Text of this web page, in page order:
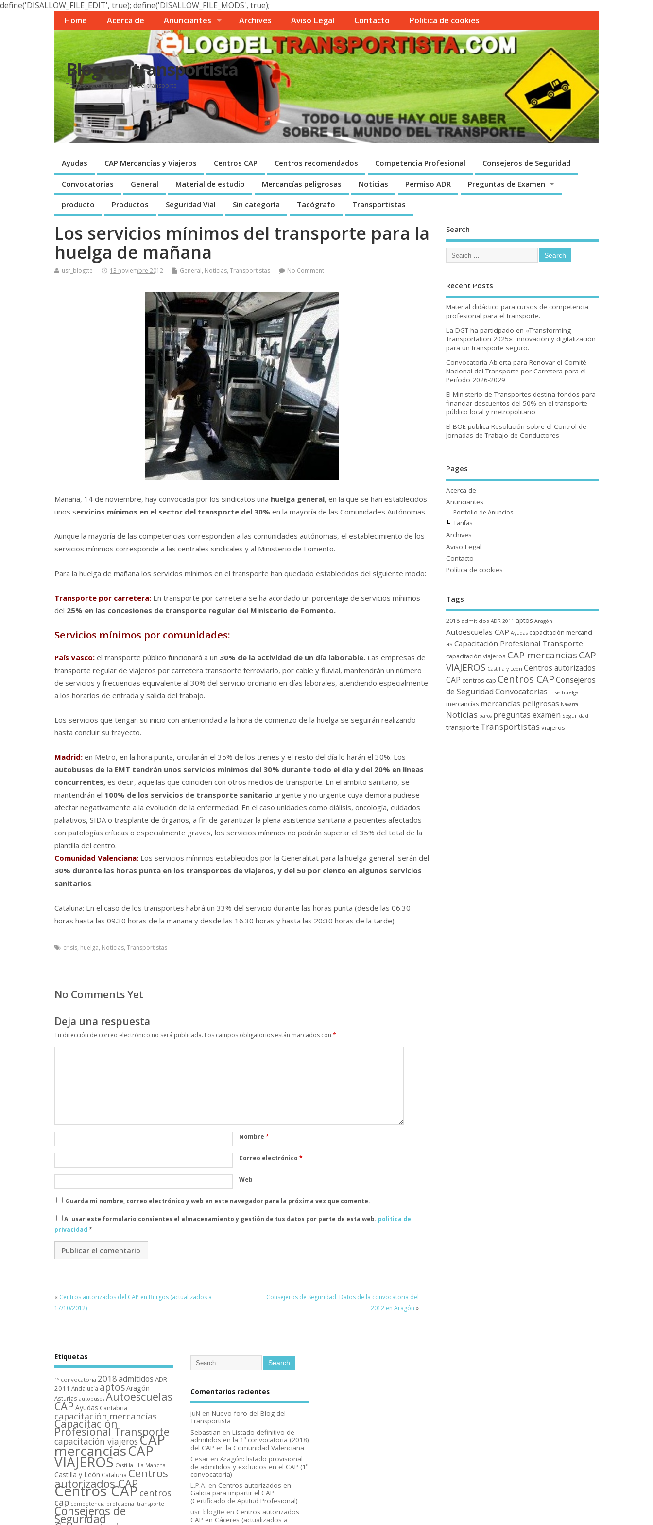
define('DISALLOW_FILE_EDIT', true); define('DISALLOW_FILE_MODS', true);
Home
Acerca de Anunciantes Archives Aviso Legal Contacto Polí­tica de cookies
Blog del transportista
Todo sobre la formación del transporte
Ayudas CAP Mercancí­as y Viajeros Centros CAP Centros recomendados Competencia Profesional Consejeros de Seguridad
Convocatorias General Material de estudio Mercancí­as peligrosas Noticias Permiso ADR Preguntas de Examen
producto Productos Seguridad Vial Sin categorí­a Tacógrafo Transportistas
Los servicios mí­nimos del transporte para la
huelga de mañana
usr_blogtte 13 noviembre 2012 General, Noticias, Transportistas No Comment
Mañana, 14 de noviembre, hay convocada por los sindicatos una huelga general, en la que se han establecidos
unos servicios mí­nimos en el sector del transporte del 30% en la mayorí­a de las Comunidades Autónomas.
Aunque la mayorí­a de las competencias corresponden a las comunidades autónomas, el establecimiento de los
servicios mí­nimos corresponde a las centrales sindicales y al Ministerio de Fomento.
Para la huelga de mañana los servicios mí­nimos en el transporte han quedado establecidos del siguiente modo:
Transporte por carretera: En transporte por carretera se ha acordado un porcentaje de servicios mí­nimos
del 25% en las concesiones de transporte regular del Ministerio de Fomento.
Servicios mí­nimos por comunidades:
Paí­s Vasco: el transporte público funcionará a un 30% de la actividad de un dí­a laborable. Las empresas de
transporte regular de viajeros por carretera transporte ferroviario, por cable y fluvial, mantendrán un número
de servicios y frecuencias equivalente al 30% del servicio ordinario en dí­as laborales, atendiendo especialmente
a los horarios de entrada y salida del trabajo.
Los servicios que tengan su inicio con anterioridad a la hora de comienzo de la huelga se seguirán realizando
hasta concluir su trayecto.
Madrid: en Metro, en la hora punta, circularán el 35% de los trenes y el resto del dí­a lo harán el 30%. Los
autobuses de la EMT tendrán unos servicios mí­nimos del 30% durante todo el dí­a y del 20% en lí­neas
concurrentes, es decir, aquellas que coinciden con otros medios de transporte. En el ámbito sanitario, se
mantendrán el 100% de los servicios de transporte sanitario urgente y no urgente cuya demora pudiese
afectar negativamente a la evolución de la enfermedad. En el caso unidades como diálisis, oncologí­a, cuidados
paliativos, SIDA o trasplante de órganos, a fin de garantizar la plena asistencia sanitaria a pacientes afectados
con patologí­as crí­ticas o especialmente graves, los servicios mí­nimos no podrán superar el 35% del total de la
plantilla del centro.
Comunidad Valenciana: Los servicios mí­nimos establecidos por la Generalitat para la huelga general serán del
30% durante las horas punta en los transportes de viajeros, y del 50 por ciento en algunos servicios
sanitarios.
Cataluña: En el caso de los transportes habrá un 33% del servicio durante las horas punta (desde las 06.30
horas hasta las 09.30 horas de la mañana y desde las 16.30 horas y hasta las 20:30 horas de la tarde).
crisis, huelga, Noticias, Transportistas
No Comments Yet
Deja una respuesta
Tu dirección de correo electrónico no será publicada. Los campos obligatorios están marcados con *
Nombre*
Correo electrónico*
Web
Guarda mi nombre, correo electrónico y web en este navegador para la próxima vez que comente.
Al usar este formulario consientes el almacenamiento y gestión de tus datos por parte de esta web. politica de
privacidad *
« Centros autorizados del CAP en Burgos (actualizados a
17/10/2012)
Consejeros de Seguridad. Datos de la convocatoria del
2012 en Aragón »
Search
Recent Posts
Material didáctico para cursos de competencia
profesional para el transporte.
La DGT ha participado en «Transforming
Transportation 2025»: Innovación y digitalización
para un transporte seguro.
Convocatoria Abierta para Renovar el Comité
Nacional del Transporte por Carretera para el
Período 2026-2029
El Ministerio de Transportes destina fondos para
financiar descuentos del 50% en el transporte
público local y metropolitano
El BOE publica Resolución sobre el Control de
Jornadas de Trabajo de Conductores
Pages
Acerca de
Anunciantes
Portfolio de Anuncios
Tarifas
Archives
Aviso Legal
Contacto
Polí­tica de cookies
Tags
2018 admitidos ADR 2011 aptos Aragón
Autoescuelas CAP Ayudas capacitación mercancí­
as Capacitación Profesional Transporte
capacitación viajeros CAP mercancí­asCAP
VIAJEROS Castilla y León Centros autorizados
CAP centros cap Centros CAP Consejeros
de Seguridad Convocatorias crisis huelga
mercancí­as mercancí­as peligrosas Navarra
Noticias paros preguntas examen Seguridad
transporte Transportistas viajeros
Etiquetas
1º convocatoria 2018admitidos ADR
2011 Andalucí­a aptosAragón
Asturias autobuses Autoescuelas
CAP Ayudas Cantabria
capacitación mercancí­as
Capacitación
Profesional Transporte
capacitación viajerosCAP
mercancí­asCAP
VIAJEROS Castilla - La Mancha
Castilla y León Cataluña Centros
autorizados CAP
Centros CAP centros
cap competencia profesional transporte
Consejeros de
Seguridad
Comentarios recientes
juN en Nuevo foro del Blog del
Transportista
Sebastian en Listado definitivo de
admitidos en la 1º convocatoria (2018)
del CAP en la Comunidad Valenciana
Cesaren Aragón: listado provisional
de admitidos y excluidos en el CAP (1º
convocatoria)
L.P.A. en Centros autorizados en
Galicia para impartir el CAP
(Certificado de Aptitud Profesional)
usr_blogtte en Centros autorizados
CAP en Cáceres (actualizados a